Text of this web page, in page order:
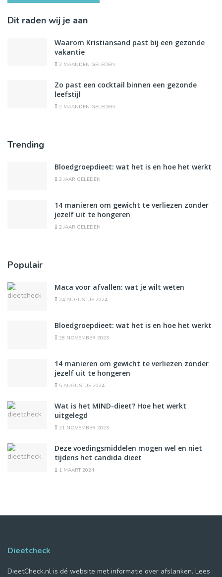
Dit raden wij je aan
Waarom Kristiansand past bij een gezonde
vakantie
2 MAANDEN GELEDEN
Zo past een cocktail binnen een gezonde
leefstijl
2 MAANDEN GELEDEN
Trending
Bloedgroepdieet: wat het is en hoe het werkt
3 JAAR GELEDEN
14 manieren om gewicht te verliezen zonder
jezelf uit te hongeren
2 JAAR GELEDEN
Populair
Maca voor afvallen: wat je wilt weten
24 AUGUSTUS 2024
Bloedgroepdieet: wat het is en hoe het werkt
28 NOVEMBER 2023
14 manieren om gewicht te verliezen zonder
jezelf uit te hongeren
5 AUGUSTUS 2024
Wat is het MIND-dieet? Hoe het werkt
uitgelegd
21 NOVEMBER 2023
Deze voedingsmiddelen mogen wel en niet
tijdens het candida dieet
1 MAART 2024
Dieetcheck
DieetCheck.nl is dé website met informatie over afslanken. Lees